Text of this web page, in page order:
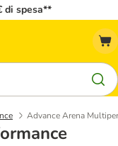
di spesa**
Advance Arena